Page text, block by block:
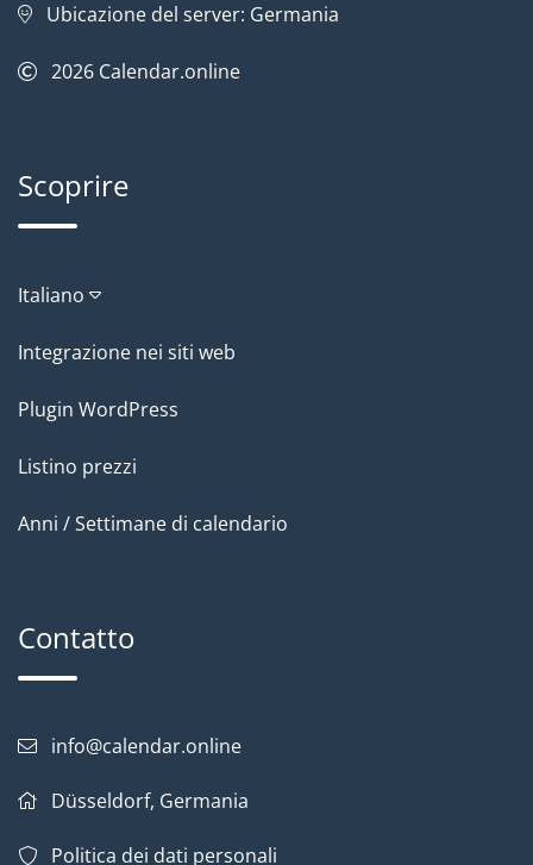
Ubicazione del server: Germania
2026 Calendar.online
Scoprire
Italiano
Integrazione nei siti web
Plugin WordPress
Listino prezzi
Anni / Settimane di calendario
Contatto
info@calendar.online
Düsseldorf, Germania
Politica dei dati personali